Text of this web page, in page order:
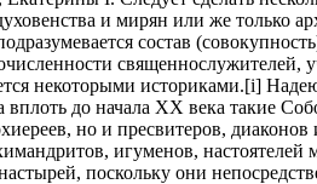
и мирян или же только
состав
некоторыми историками.[i]
до начала XX века такие
но и пресвитеров,
игуменов,
поскольку они